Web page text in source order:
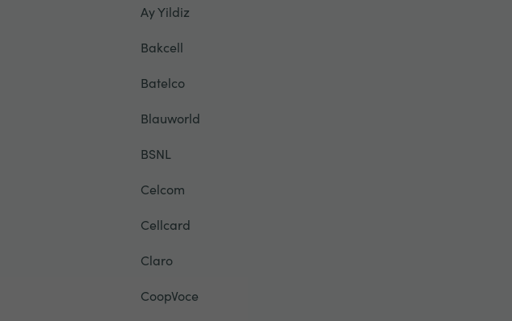
Ay Yildiz
Bakcell
Batelco
Blauworld
BSNL
Celcom
Cellcard
Claro
CoopVoce